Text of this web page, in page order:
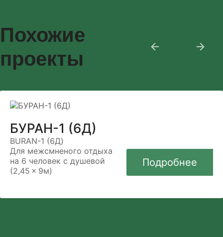
Похожие
проекты
БУРАН-1 (6Д)
BURAN-1 (6Д)
Для межсмненого отдыха
на 6 человек с душевой
(2,45 × 9м)
Подробнее